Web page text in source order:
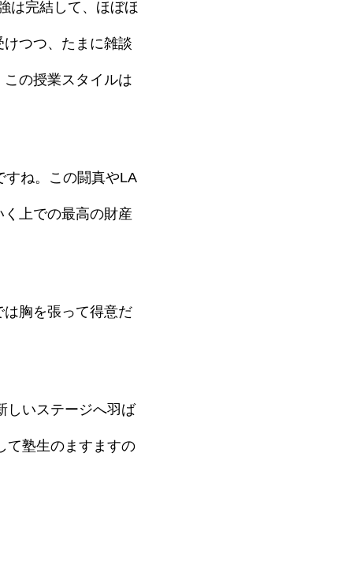
は完結して、ほぼほ
つつ、たまに雑談
の授業スタイルは
すね。この闘真やLA
上での最高の財産
胸を張って得意だ
しいステージへ羽ば
て塾生のますますの